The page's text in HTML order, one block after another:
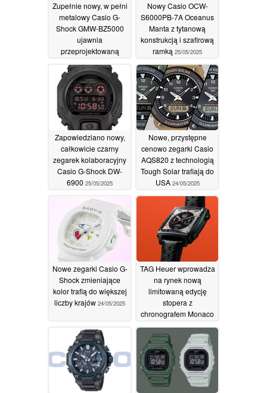
Zupełnie nowy, w pełni
metalowy Casio G-
Shock GMW-BZ5000
ujawnia
przeprojektowaną
MiP27/05/2025
Nowy Casio OCW-
S6000PB-7A Oceanus
Manta z tytanową
konstrukcją i szafirową
ramką 25/05/2025
Zapowiedziano nowy,
całkowicie czarny
zegarek kolaboracyjny
Casio G-Shock DW-
6900 25/05/2025
Nowe, przystępne
cenowo zegarki Casio
AQS820 z technologią
Tough Solar trafiają do
USA 24/05/2025
Nowe zegarki Casio G-
Shock zmieniające
kolor trafią do większej
liczby krajów 24/05/2025
TAG Heuer wprowadza
na rynek nową
limitowaną edycję
stopera z
chronografem Monaco
24/05/2025